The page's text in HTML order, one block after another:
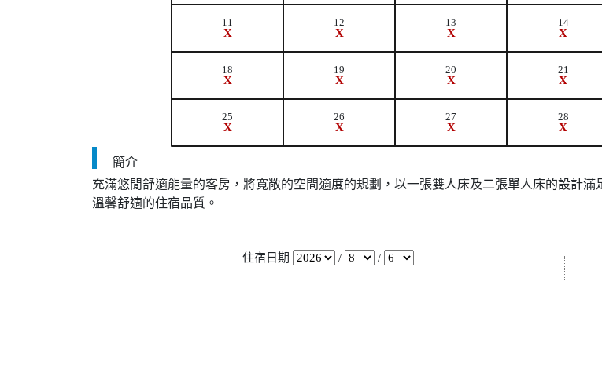
11
X
12
X
13
X
14
X
18
X
19
X
20
X
21
X
25
X
26
X
27
X
28
X
簡介
充滿悠閒舒適能量的客房，將寬敞的空間適度的規劃，以一張雙人床及二張單人床的設計
溫馨舒適的住宿品質。
住宿日期 / /